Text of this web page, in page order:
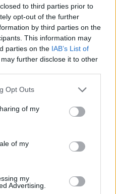
to third parties prior to
opt-out of the further
by third parties on the
This information may
parties on the IAB’s List of
further disclose it to other
Opt Outs
of my
of my
my
Advertising.